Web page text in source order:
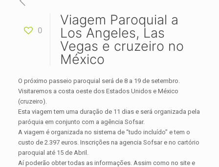
0
Viagem Paroquial a
Los Angeles, Las
Vegas e cruzeiro no
México
O próximo passeio paroquial será de 8 a 19 de setembro.
Visitaremos a costa oeste dos Estados Unidos e México
(cruzeiro).
Esta viagem tem uma duração de 11 dias e será organizada pela
paróquia em conjunto com a agência Sofsar.
A viagem é organizada no sistema de “tudo incluído” e tem o
custo de 2.397 euros. Inscrições na agencia Sofsar e no cartório
paroquial até 15 de Abril.
Aí poderão obter todas as informações. Assim como no site e